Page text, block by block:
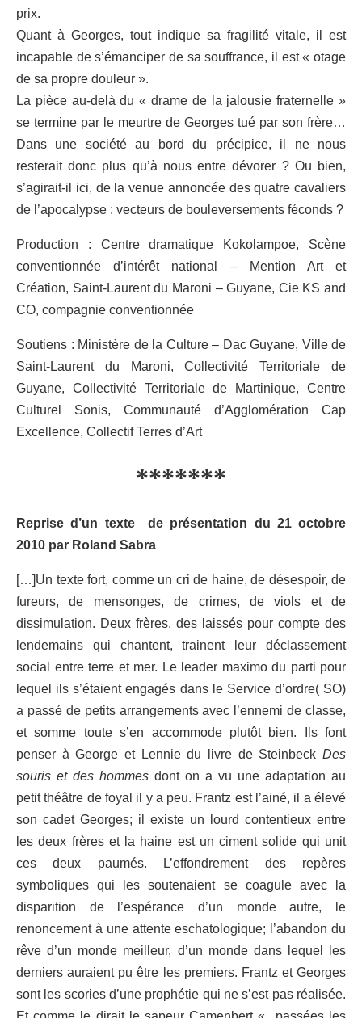
prix.
Quant à Georges, tout indique sa fragilité vitale, il est
incapable de s’émanciper de sa souffrance, il est « otage
de sa propre douleur ».
La pièce au-delà du « drame de la jalousie fraternelle »
se termine par le meurtre de Georges tué par son frère…
Dans une société au bord du précipice, il ne nous
resterait donc plus qu’à nous entre dévorer ? Ou bien,
s’agirait-il ici, de la venue annoncée des quatre cavaliers
de l’apocalypse : vecteurs de bouleversements féconds ?
Production : Centre dramatique Kokolampoe, Scène
conventionnée d’intérêt national – Mention Art et
Création, Saint-Laurent du Maroni – Guyane, Cie KS and
CO, compagnie conventionnée
Soutiens : Ministère de la Culture – Dac Guyane, Ville de
Saint-Laurent du Maroni, Collectivité Territoriale de
Guyane, Collectivité Territoriale de Martinique, Centre
Culturel Sonis, Communauté d’Agglomération Cap
Excellence, Collectif Terres d’Art
*******
Reprise d’un texte de présentation du 21 octobre
2010 par Roland Sabra
[…]Un texte fort, comme un cri de haine, de désespoir, de
fureurs, de mensonges, de crimes, de viols et de
dissimulation. Deux frères, des laissés pour compte des
lendemains qui chantent, trainent leur déclassement
social entre terre et mer. Le leader maximo du parti pour
lequel ils s’étaient engagés dans le Service d’ordre( SO)
a passé de petits arrangements avec l’ennemi de classe,
et somme toute s’en accommode plutôt bien. Ils font
penser à George et Lennie du livre de Steinbeck Des
souris et des hommes dont on a vu une adaptation au
petit théâtre de foyal il y a peu. Frantz est l’ainé, il a élevé
son cadet Georges; il existe un lourd contentieux entre
les deux frères et la haine est un ciment solide qui unit
ces deux paumés. L’effondrement des repères
symboliques qui les soutenaient se coagule avec la
disparition de l’espérance d’un monde autre, le
renoncement à une attente eschatologique; l’abandon du
rêve d’un monde meilleur, d’un monde dans lequel les
derniers auraient pu être les premiers. Frantz et Georges
sont les scories d’une prophétie qui ne s’est pas réalisée.